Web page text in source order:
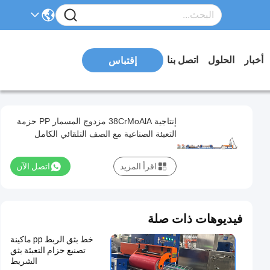
أخبار الحلول اتصل بنا إقتباس
إنتاجية 38CrMoAlA مزدوج المسمار PP حزمة
التعبئة الصناعية مع الصف التلقائي الكامل
اتصل الآن اقرأ المزيد
فيديوهات ذات صلة
خط بثق الربط pp ماكينة
تصنيع حزام التعبئة بثق
الشريط